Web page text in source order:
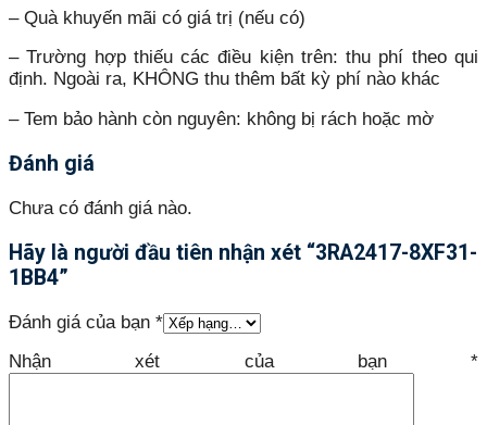
– Quà khuyến mãi có giá trị (nếu có)
– Trường hợp thiếu các điều kiện trên: thu phí theo qui
định. Ngoài ra, KHÔNG thu thêm bất kỳ phí nào khác
– Tem bảo hành còn nguyên: không bị rách hoặc mờ
Đánh giá
Chưa có đánh giá nào.
Hãy là người đầu tiên nhận xét “3RA2417-8XF31-
1BB4”
Đánh giá của bạn *
Nhận xét của bạn *